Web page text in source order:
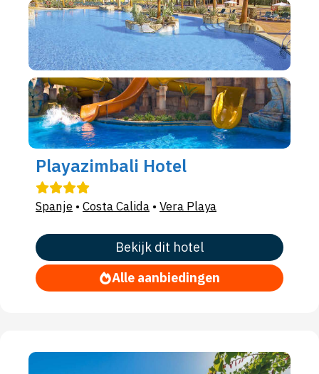
Playazimbali Hotel
Spanje • Costa Calida • Vera Playa
Bekijk dit hotel
Alle aanbiedingen